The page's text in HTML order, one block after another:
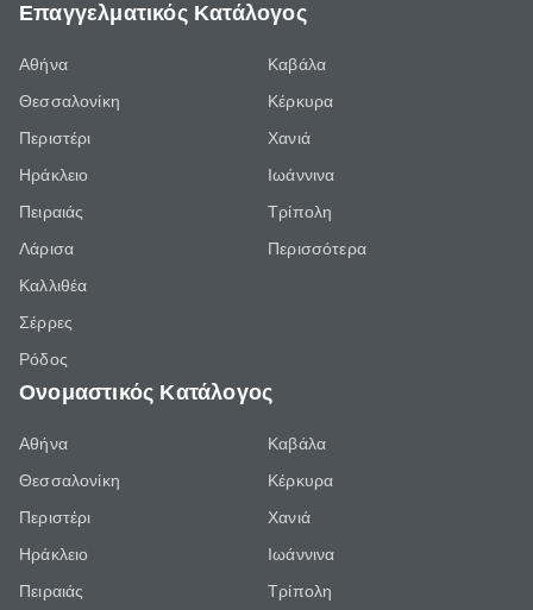
Επαγγελματικός Κατάλογος
Αθήνα
Θεσσαλονίκη
Περιστέρι
Ηράκλειο
Πειραιάς
Λάρισα
Καλλιθέα
Σέρρες
Ρόδος
Καβάλα
Κέρκυρα
Χανιά
Ιωάννινα
Τρίπολη
Περισσότερα
Ονομαστικός Κατάλογος
Αθήνα
Θεσσαλονίκη
Περιστέρι
Ηράκλειο
Πειραιάς
Καβάλα
Κέρκυρα
Χανιά
Ιωάννινα
Τρίπολη